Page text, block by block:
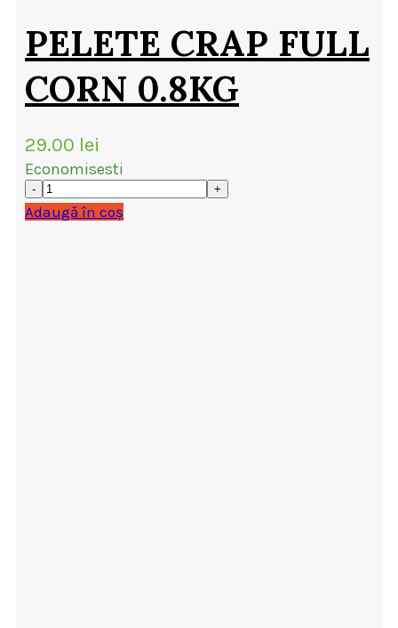
PELETE CRAP FULL
CORN 0.8KG
29.00 lei
Economisesti
Adaugă în coș